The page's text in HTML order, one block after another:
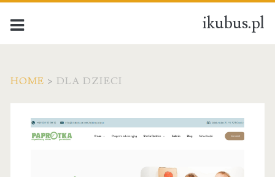
ikubus.pl
HOME > DLA DZIECI
Kategoria:
Dla